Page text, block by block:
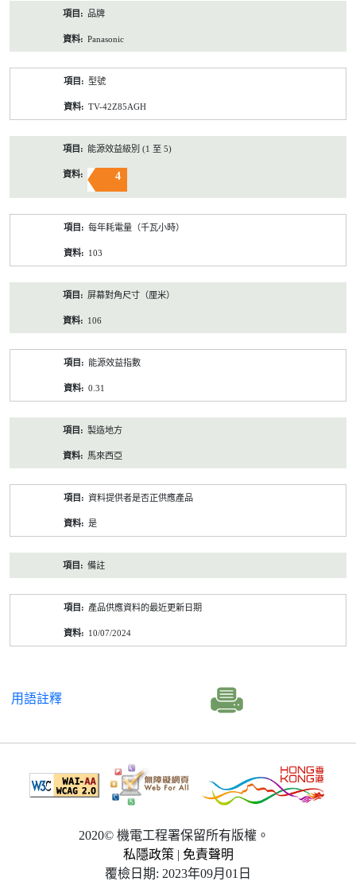
品牌
Panasonic
型號
TV-42Z85AGH
能源效益級別 (1 至 5)
4
每年耗電量（千瓦小時）
103
屏幕對角尺寸（厘米）
106
能源效益指數
0.31
製造地方
馬來西亞
資料提供者是否正供應產品
是
備註
產品供應資料的最近更新日期
10/07/2024
用語註釋
2020© 機電工程署保留所有版權。
私隱政策 | 免責聲明
覆檢日期: 2023年09月01日